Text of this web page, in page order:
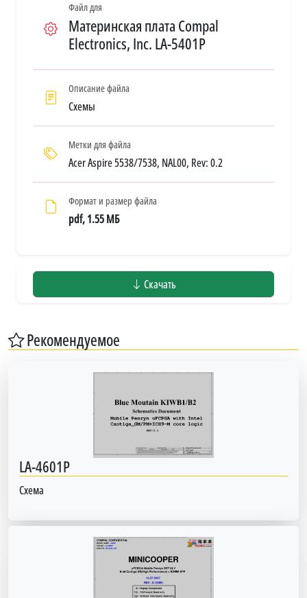
Файл для
Материнская плата Compal
Electronics, Inc. LA-5401P
Описание файла
Схемы
Метки для файла
Acer Aspire 5538/7538, NAL00, Rev: 0.2
Формат и размер файла
pdf, 1.55 МБ
Скачать
Рекомендуемое
LA-4601P
Схема